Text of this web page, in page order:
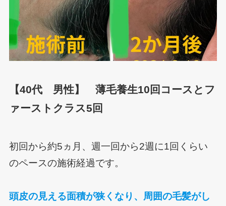
【40代 男性】 薄毛養生10回コースとフ
ァーストクラス5回
初回から約5ヵ月、週一回から2週に1回くらい
のペースの施術経過です。
頭皮の見える面積が狭くなり、周囲の毛髪がし